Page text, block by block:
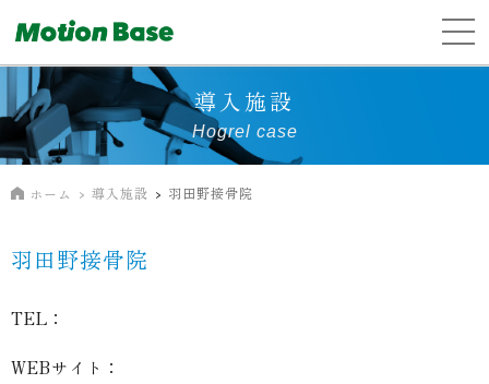
導入施設
Hogrel case
ホーム 導入施設 羽田野接骨院
羽田野接骨院
TEL：
WEBサイト：